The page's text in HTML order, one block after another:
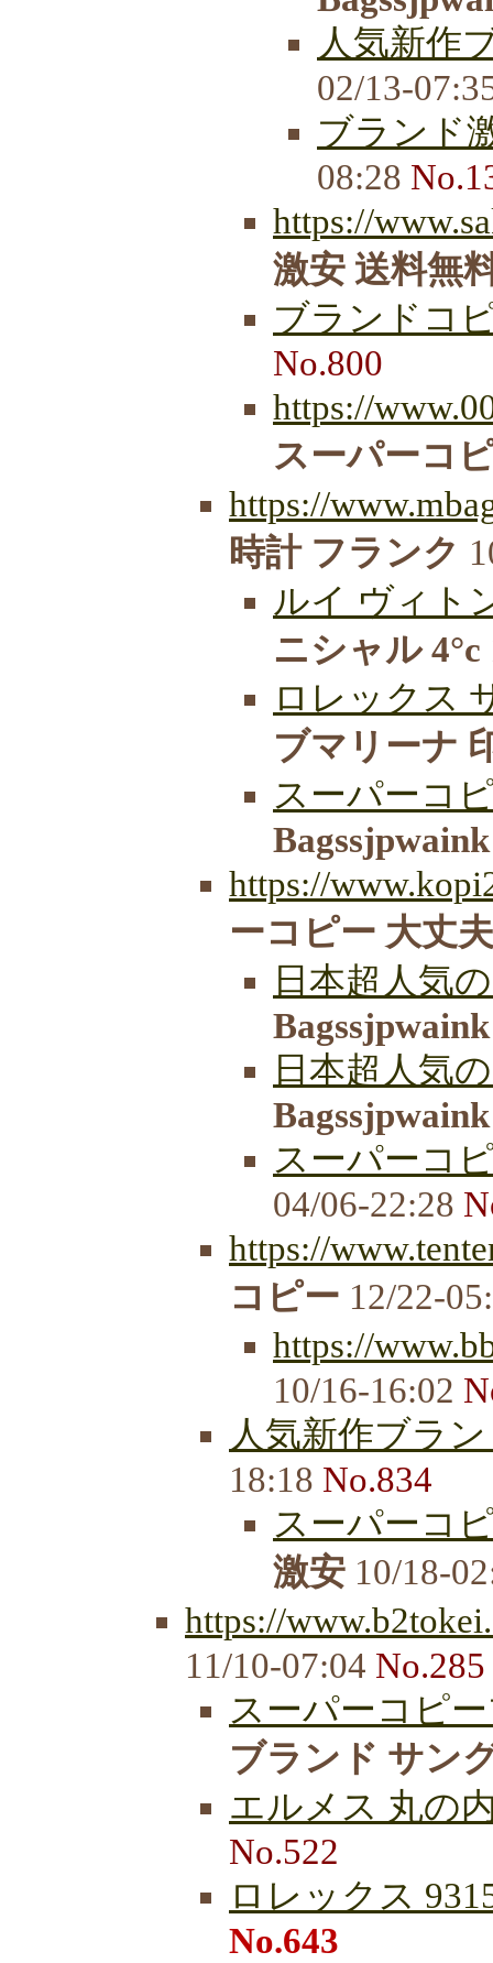
人気新作
02/13-
ブランド
08:28
https://
激安 送料無
ブランドコ
No.800
https://
スーパーコ
https://
時計 フランク
ルイ ヴィト
ニシャル 4°c
ロレックス
ブマリーナ
スーパーコ
Bagssjpwaink
https://
ーコピー 大丈
日本超人気
Bagssjpwaink
日本超人気
Bagssjpwaink
スーパーコ
04/06-22:28
https://
コピー 12/22-
https://
10/16-16:02
人気新作ブラ
18:18 No.834
スーパーコ
激安 10/18-
https://
11/10-07:04 No.285
スーパーコピ
ブランド サン
エルメス 丸の
No.522
ロレックス
No.643